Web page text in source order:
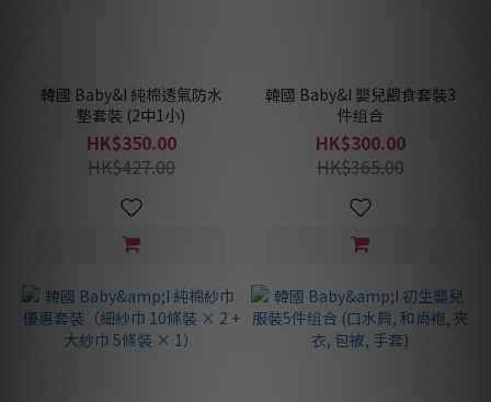
韓國 Baby&I 純棉透氣防水
墊套裝 (2中1小)
HK$350.00
HK$427.00
韓國 Baby&I 嬰兒餵食套裝3
件组合
HK$300.00
HK$365.00